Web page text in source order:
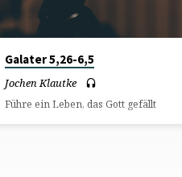
Galater 5,26-6,5
Jochen Klautke
Führe ein Leben, das Gott gefällt